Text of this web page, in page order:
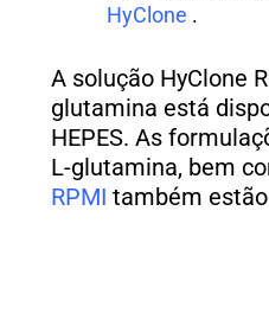
HyClone .
A solução HyClone
glutamina está
HEPES. As
L-glutamina, bem
RPMI também